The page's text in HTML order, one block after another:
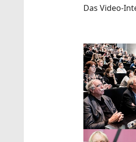
Das Video-
Show larger
Show larger